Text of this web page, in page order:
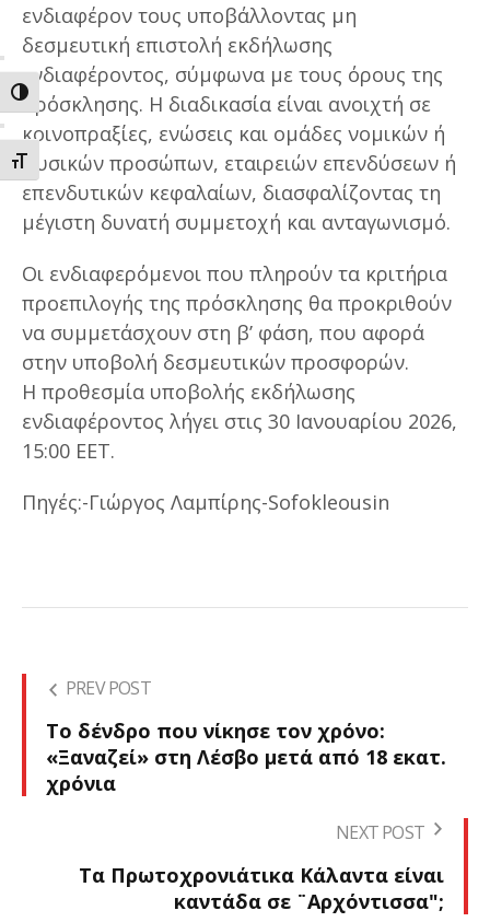
ΕΝΑΛΛΑΓΗ ΥΨΗΛΗΣ ΑΝΤΙΘΕΣΗΣ
ΕΝΑΛΛΑΓΗ ΜΕΓΕΘΟΥΣ ΓΡΑΜΜΑΤΩΝ
ενδιαφέρον τους υποβάλλοντας μη
δεσμευτική επιστολή εκδήλωσης
ενδιαφέροντος, σύμφωνα με τους όρους της
πρόσκλησης. Η διαδικασία είναι ανοιχτή σε
κοινοπραξίες, ενώσεις και ομάδες νομικών ή
φυσικών προσώπων, εταιρειών επενδύσεων ή
επενδυτικών κεφαλαίων, διασφαλίζοντας τη
μέγιστη δυνατή συμμετοχή και ανταγωνισμό.
Οι ενδιαφερόμενοι που πληρούν τα κριτήρια
προεπιλογής της πρόσκλησης θα προκριθούν
να συμμετάσχουν στη β’ φάση, που αφορά
στην υποβολή δεσμευτικών προσφορών.
Η προθεσμία υποβολής εκδήλωσης
ενδιαφέροντος λήγει στις 30 Ιανουαρίου 2026,
15:00 EET.
Πηγές:-Γιώργος Λαμπίρης-Sofokleousin
PREV POST
Το δένδρο που νίκησε τον χρόνο:
«Ξαναζεί» στη Λέσβο μετά από 18 εκατ.
χρόνια
NEXT POST
Τα Πρωτοχρονιάτικα Κάλαντα είναι
καντάδα σε ¨Aρχόντισσα";